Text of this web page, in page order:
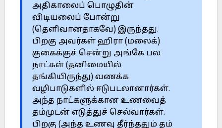
அதிகாலைப் பொழுதின்
விடியலைப் போன்று
(தெளிவானதாகவே) இருந்தது.
பிறகு அவர்கள் ஹிரா (மலைக்)
குகைக்குச் சென்று அங்கே பல
நாட்கள் (தனிமையில்
தங்கியிருந்து) வணக்க
வழிபாடுகளில் ஈடுபடலானார்கள்.
அந்த நாட்களுக்கான உணவைத்
தம்முடன் எடுத்துச் செல்வார்கள்.
பிறகு (அந்த உணவு தீர்ந்ததும் தம்